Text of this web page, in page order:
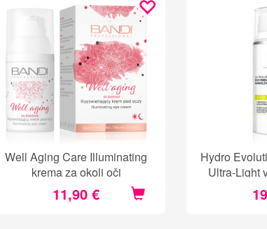
Well Aging Care Illuminating
krema za okoli oči
11,90 €
Hydro
Ultra-Light